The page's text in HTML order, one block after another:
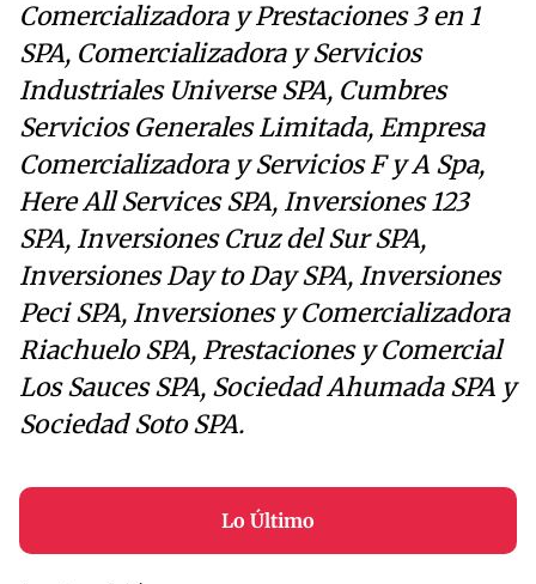
Comercializadora y Prestaciones 3 en 1
SPA, Comercializadora y Servicios
Industriales Universe SPA, Cumbres
Servicios Generales Limitada, Empresa
Comercializadora y Servicios F y A Spa,
Here All Services SPA, Inversiones 123
SPA, Inversiones Cruz del Sur SPA,
Inversiones Day to Day SPA, Inversiones
Peci SPA, Inversiones y Comercializadora
Riachuelo SPA, Prestaciones y Comercial
Los Sauces SPA, Sociedad Ahumada SPA y
Sociedad Soto SPA.
Lo Último